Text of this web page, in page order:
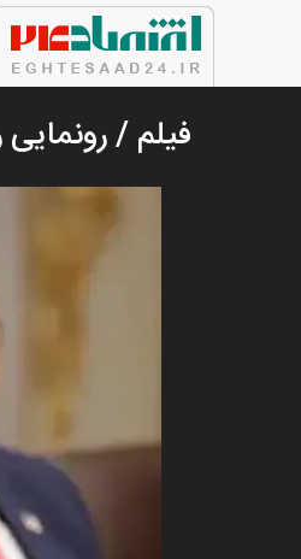
فیلم / رونمایی